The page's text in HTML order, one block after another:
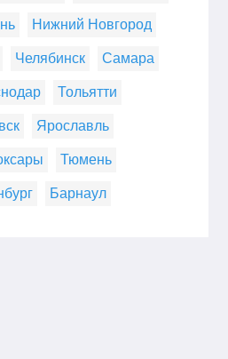
Нижний Новгород
Челябинск Самара
Тольятти
Ярославль
Тюмень
Барнаул